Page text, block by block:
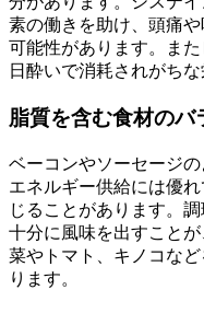
素の働きを助け、頭痛
可能性があります。ま
日酔いで消耗されがち
脂質を含む食材のバ
ベーコンやソーセージ
エネルギー供給には優
じることがあります。
十分に風味を出すこと
菜やトマト、キノコな
ります。